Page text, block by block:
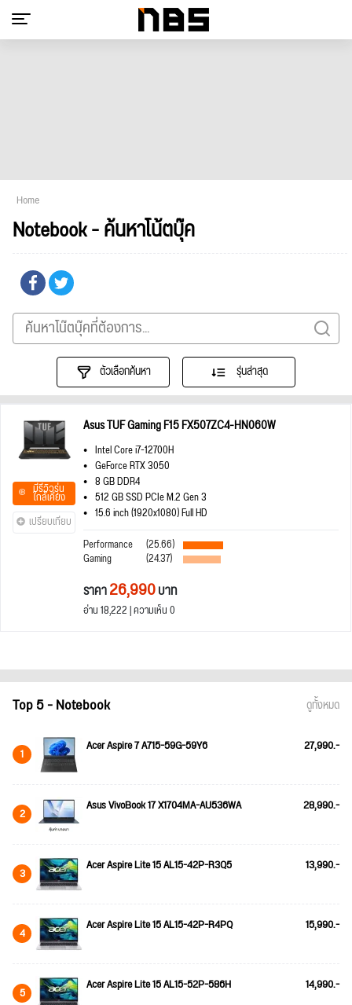
Home
Notebook - ค้นหาโน้ตบุ๊ค
ตัวเลือกค้นหา รุ่นล่าสุด
มีรีวิวรุ่น
ใกล้เคียง
เปรียบเทียบ
Asus TUF Gaming F15 FX507ZC4-HN060W
Intel Core i7-12700H
GeForce RTX 3050
8 GB DDR4
512 GB SSD PCIe M.2 Gen 3
15.6 inch (1920x1080) Full HD
Performance
(25.66)
Gaming (24.37)
ราคา26,990บาท
อ่าน 18,222 | ความเห็น 0
Top 5 - Notebook ดูทั้งหมด
1 Acer Aspire 7 A715-59G-59Y6 27,990.-
2 Asus VivoBook 17 X1704MA-AU536WA 28,990.-
3 Acer Aspire Lite 15 AL15-42P-R3Q5 13,990.-
4 Acer Aspire Lite 15 AL15-42P-R4PQ 15,990.-
5 Acer Aspire Lite 15 AL15-52P-586H 14,990.-